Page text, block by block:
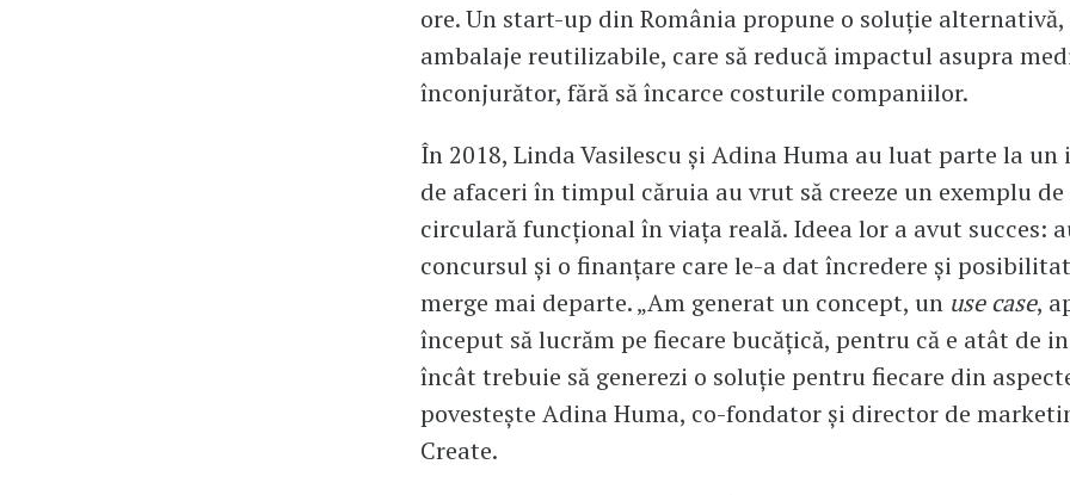
ore. Un start-up din România propune o soluție alternativă,
ambalaje reutilizabile, care să reducă impactul asupra
înconjurător, fără să încarce costurile companiilor.
În 2018, Linda Vasilescu și Adina Huma au luat parte la
de afaceri în timpul căruia au vrut să creeze un exemplu
circulară funcțional în viața reală. Ideea lor a avut succes:
concursul și o finanțare care le-a dat încredere și
merge mai departe. „Am generat un concept, un use case,
început să lucrăm pe fiecare bucățică, pentru că e atât de
încât trebuie să generezi o soluție pentru fiecare din
povestește Adina Huma, co-fondator și director de
Create.